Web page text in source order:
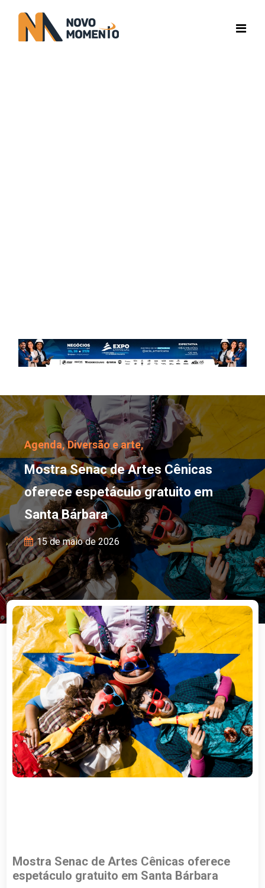
Mostra Senac de Artes
Agenda,Diversão e arte,
Mostra Senac de Artes Cênicas
oferece espetáculo gratuito em
Santa Bárbara
15 de maio de 2026
Mostra Senac de Artes Cênicas oferece
espetáculo gratuito em Santa Bárbara